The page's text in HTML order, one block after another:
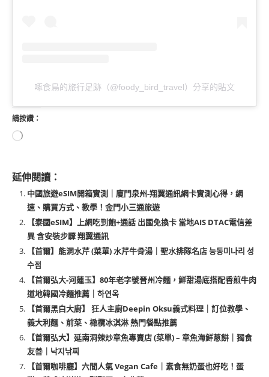
啄食鳥的旅行足跡（@foody_bird_travel）分享的貼文
請按讚：
延伸閱讀：
中國旅遊eSIM開箱實測｜廈門泉州-翔翼通訊網卡實測心得，網
速、購買方式、教學！金門小三通旅遊
【泰國eSIM】上網吃到飽+通話 出國免換卡 當地AIS DTAC電信差
異 含安裝步驟 翔翼通訊
【首爾】能洞水芹 (菜單) 水芹牛骨湯｜聖水排隊名店 능동미나리 성
수점
【首爾弘大-河蓮玉】80年老字號晉州冷麵，鮮甜湯底搭配香煎牛肉
道地韓國冷麵推薦｜하연옥
【首爾黑白大廚】 狂人主廚Deepin Oksu義式料理｜訂位教學、
義大利麵、前菜、橄欖冰淇淋 熱門餐點推薦
【首爾弘大】延南洞辣炒章魚專賣店 (菜單) – 章魚海鮮蔥餅｜獨食
友善｜낙지낚찌
【首爾咖啡廳】六間人氣 Vegan Cafe｜素食無奶蛋也好吃！蛋